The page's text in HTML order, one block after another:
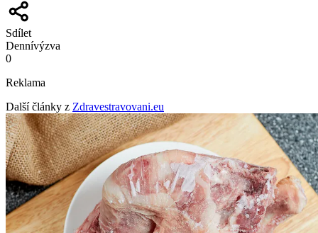
Sdílet
Dennívýzva
0
Reklama
Další články z Zdravestravovani.eu